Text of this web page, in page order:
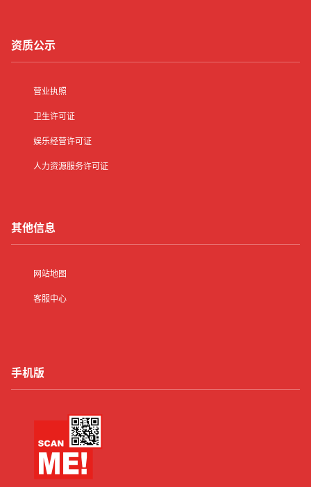
资质公示
营业执照
卫生许可证
娱乐经营许可证
人力资源服务许可证
其他信息
网站地图
客服中心
手机版